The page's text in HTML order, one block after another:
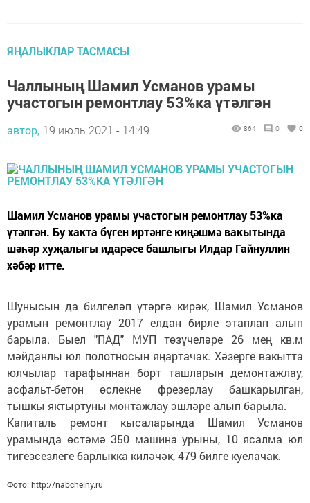
ЯҢАЛЫКЛАР ТАСМАСЫ
Чаллының Шамил Усманов урамы
участогын ремонтлау 53%ка үтәлгән
автор, 19 июль 2021 - 14:49 864 0 0
Шамил Усманов урамы участогын ремонтлау 53%ка
үтәлгән. Бу хакта бүген иртәнге киңәшмә вакытында
шәһәр хуҗалыгы идарәсе башлыгы Илдар Гайнуллин
хәбәр итте.
Шунысын да билгеләп үтәргә кирәк, Шамил Усманов
урамын ремонтлау 2017 елдан бирле этаплап алып
барыла. Быел "ПАД" МУП төзүчеләре 26 мең кв.м
мәйданлы юл полотносын яңартачак. Хәзерге вакытта
юлчылар тарафыннан борт ташларын демонтажлау,
асфальт-бетон өслекне фрезерлау башкарылган,
тышкы яктыртуны монтажлау эшләре алып барыла.
Капиталь ремонт кысаларында Шамил Усманов
урамында өстәмә 350 машина урыны, 10 ясалма юл
тигезсезлеге барлыкка киләчәк, 479 билге куелачак.
Фото: http://nabchelny.ru